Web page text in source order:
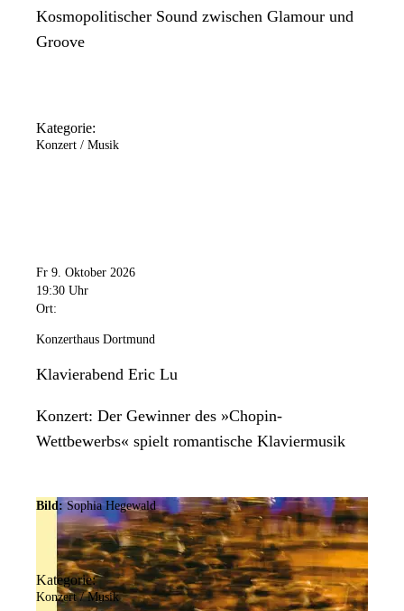
Kosmopolitischer Sound zwischen Glamour und
Groove
Kategorie:
Konzert / Musik
Fr 9. Oktober 2026
19:30 Uhr
Ort:
Konzerthaus Dortmund
Klavierabend Eric Lu
Konzert: Der Gewinner des »Chopin-
Wettbewerbs« spielt romantische Klaviermusik
Bild: Sophia Hegewald
Kategorie:
Konzert / Musik